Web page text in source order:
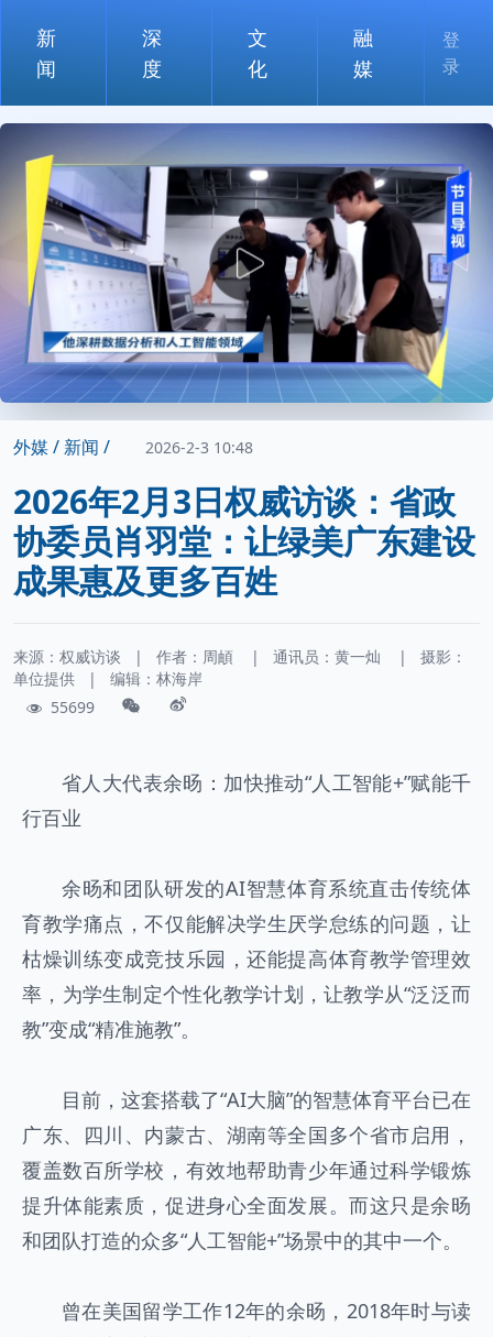
新
闻
深
度
文
化
融
媒
登
录
外媒 / 新闻 / 2026-2-3 10:48
2026年2月3日权威访谈：省政
协委员肖羽堂：让绿美广东建设
成果惠及更多百姓
来源：权威访谈 | 作者： 周頔 | 通讯员： 黄一灿 |
摄影：
单位提供
|
编辑：林海岸
55699
省人大代表余旸：加快推动“人工智能+”赋能千
行百业
余旸和团队研发的AI智慧体育系统直击传统体
育教学痛点，不仅能解决学生厌学怠练的问题，让
枯燥训练变成竞技乐园，还能提高体育教学管理效
率，为学生制定个性化教学计划，让教学从“泛泛而
教”变成“精准施教”。
目前，这套搭载了“AI大脑”的智慧体育平台已在
广东、四川、内蒙古、湖南等全国多个省市启用，
覆盖数百所学校，有效地帮助青少年通过科学锻炼
提升体能素质，促进身心全面发展。而这只是余旸
和团队打造的众多“人工智能+”场景中的其中一个。
曾在美国留学工作12年的余旸，2018年时与读